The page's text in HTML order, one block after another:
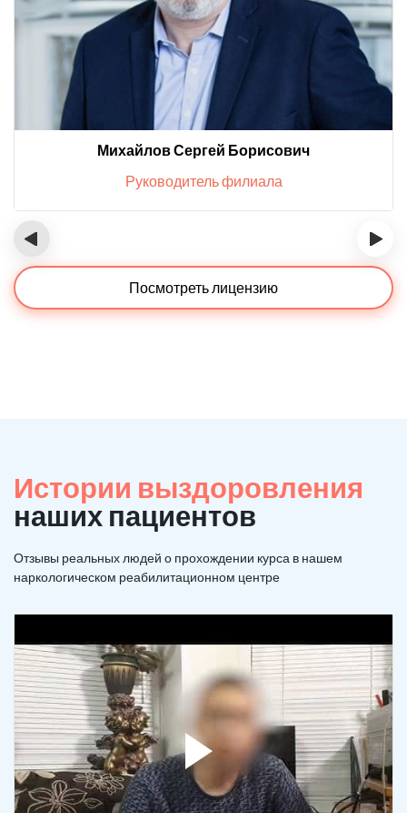
Михайлов Сергей Борисович
Руководитель филиала
‹ ›
Посмотреть лицензию
Истории выздоровления
наших пациентов
Отзывы реальных людей о прохождении курса в нашем
наркологическом реабилитационном центре